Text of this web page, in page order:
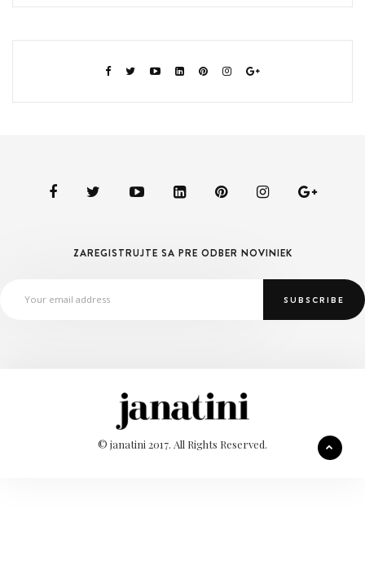
ZAREGISTRUJTE SA PRE ODBER NOVINIEK
© janatini 2017. All Rights Reserved.